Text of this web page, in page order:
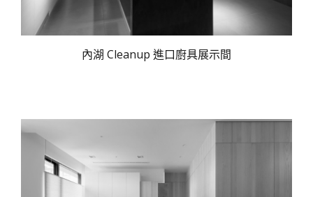
內湖 Cleanup 進口廚具展示間